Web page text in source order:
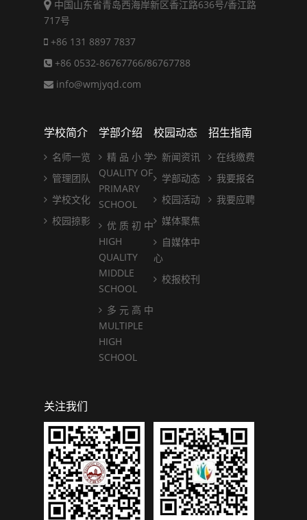
中国山东省青岛西海岸新区香江路636号/香江路
717号
+86 131 8897 7837
+86 0532-86767766/86767788
info@wmjyqd.com
学校简介
名师一览
管理团队
学校文化
校园掠影
学部介绍
精 品 小 学
QUALITY OF
PRIMARY
SCHOOL
优 质 初 中
HIGH
QUALITY
MIDDLE
SCHOOL
多 元 高 中
MULTIPLE
HIGH
SCHOOL
校园动态
新闻资讯
学部动态
校园活动
媒体聚焦
自媒体中
心
校报校刊
招生指南
在线缴费
我要报名
我要应聘
关注我们